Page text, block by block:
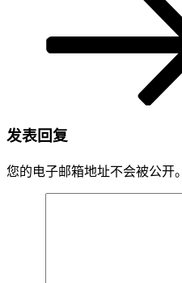
发表回复
您的电子邮箱地址不会被公开。